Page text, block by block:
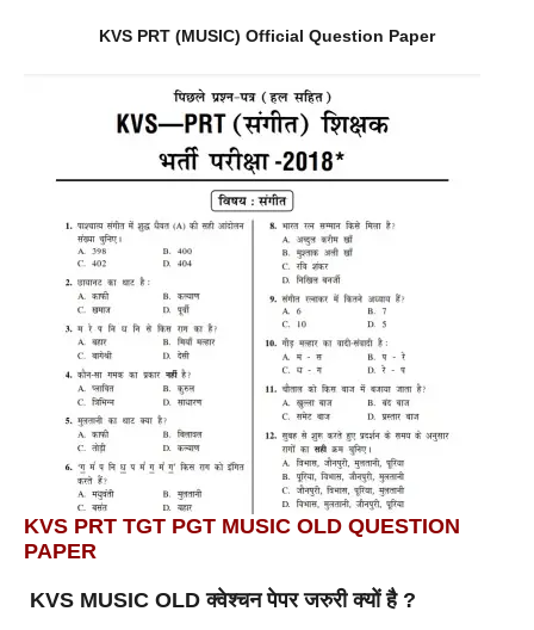
KVS PRT (MUSIC) Official Question Paper
KVS PRT TGT PGT MUSIC OLD QUESTION
PAPER
KVS MUSIC OLD क्वेश्चन पेपरजरुरी क्यों है ?